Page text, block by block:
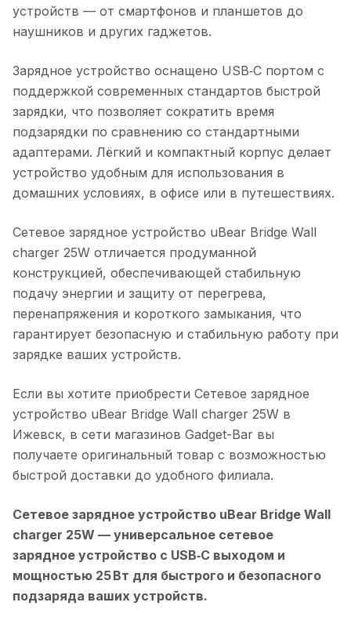
устройств — от смартфонов и планшетов до
наушников и других гаджетов.
Зарядное устройство оснащено USB‑C портом с
поддержкой современных стандартов быстрой
зарядки, что позволяет сократить время
подзарядки по сравнению со стандартными
адаптерами. Лёгкий и компактный корпус делает
устройство удобным для использования в
домашних условиях, в офисе или в путешествиях.
Сетевое зарядное устройство uBear Bridge Wall
charger 25W отличается продуманной
конструкцией, обеспечивающей стабильную
подачу энергии и защиту от перегрева,
перенапряжения и короткого замыкания, что
гарантирует безопасную и стабильную работу при
зарядке ваших устройств.
Если вы хотите приобрести Сетевое зарядное
устройство uBear Bridge Wall charger 25W в
Ижевск, в сети магазинов Gadget-Bar вы
получаете оригинальный товар с возможностью
быстрой доставки до удобного филиала.
Сетевое зарядное устройство uBear Bridge Wall
charger 25W — универсальное сетевое
зарядное устройство с USB‑C выходом и
мощностью 25 Вт для быстрого и безопасного
подзаряда ваших устройств.